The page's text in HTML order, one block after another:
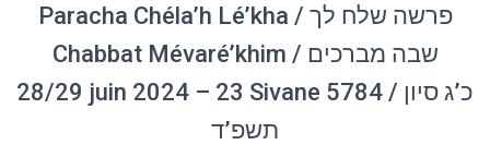
Paracha Chéla’h Lé’kha / פרשה שלח לך
Chabbat Mévaré’khim / שבה מברכים
28/29 juin 2024 – 23 Sivane 5784 / כ’ג סיון
תשפ’ד